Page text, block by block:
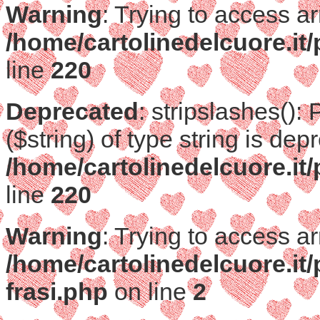
Warning: Trying to access
/home/
line220
Deprecated: stripslashes():
($string) of type string is
/home/
line220
Warning: Trying to access
/home/
frasi.php on line2